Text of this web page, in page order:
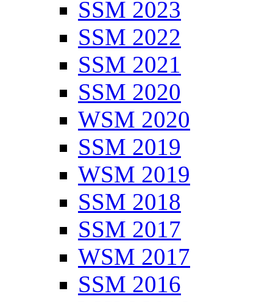
SSM 2023
SSM 2022
SSM 2021
SSM 2020
WSM 2020
SSM 2019
WSM 2019
SSM 2018
SSM 2017
WSM 2017
SSM 2016